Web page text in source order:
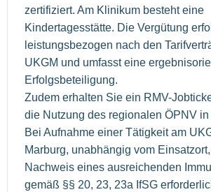
zertifiziert. Am Klinikum besteht eine
Kindertagesstätte. Die Vergütung
leistungsbezogen nach den
UKGM und umfasst eine
Erfolgsbeteiligung.
Zudem erhalten Sie ein RMV-
die Nutzung des regionalen ÖPNV in
Bei Aufnahme einer Tätigkeit am
Marburg, unabhängig vom
Nachweis eines ausreichenden
gemäß §§ 20, 23, 23a IfSG